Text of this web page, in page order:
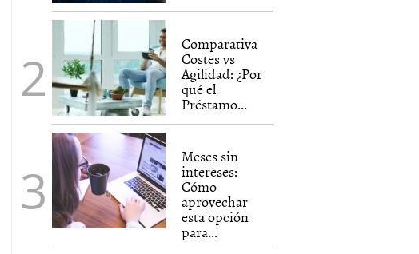
Comparativa
Costes vs
Agilidad: ¿Por
qué el
Préstamo...
Meses sin
intereses:
Cómo
aprovechar
esta opción
para...